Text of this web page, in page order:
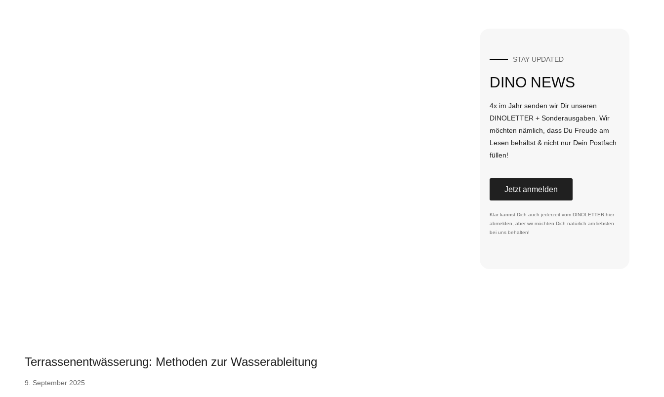
Terrassenentwässerung: Methoden zur Wasserableitung
9. September 2025
STAY UPDATED
DINO NEWS
4x im Jahr senden wir Dir unseren
DINOLETTER + Sonderausgaben. Wir
möchten nämlich, dass Du Freude am
Lesen behältst & nicht nur Dein Postfach
füllen!
Jetzt anmelden
Klar kannst Dich auch jederzeit vom DINOLETTER hier
abmelden, aber wir möchten Dich natürlich am liebsten
bei uns behalten!